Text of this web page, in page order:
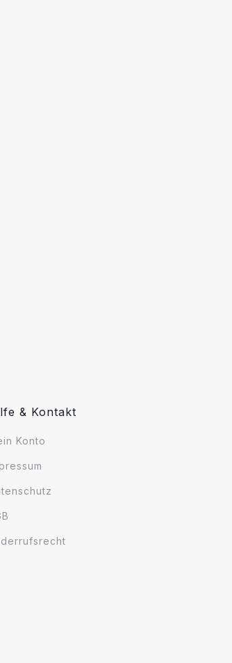
& Kontakt
Konto